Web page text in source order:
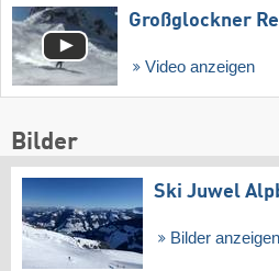
Großglockner
Video anzeigen
Bilder
Ski Juwel
Bilder anzeigen